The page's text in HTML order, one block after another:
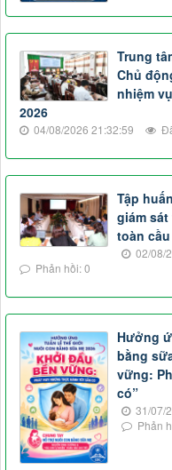
Trung
Chủ
nhiệm
2026
04/08/2026 21:32:59
Tập
giám
toàn cầu
02/08/
Phản hồi: 0
Hưởng
bằng
vững:
có”
31/07/
Phản